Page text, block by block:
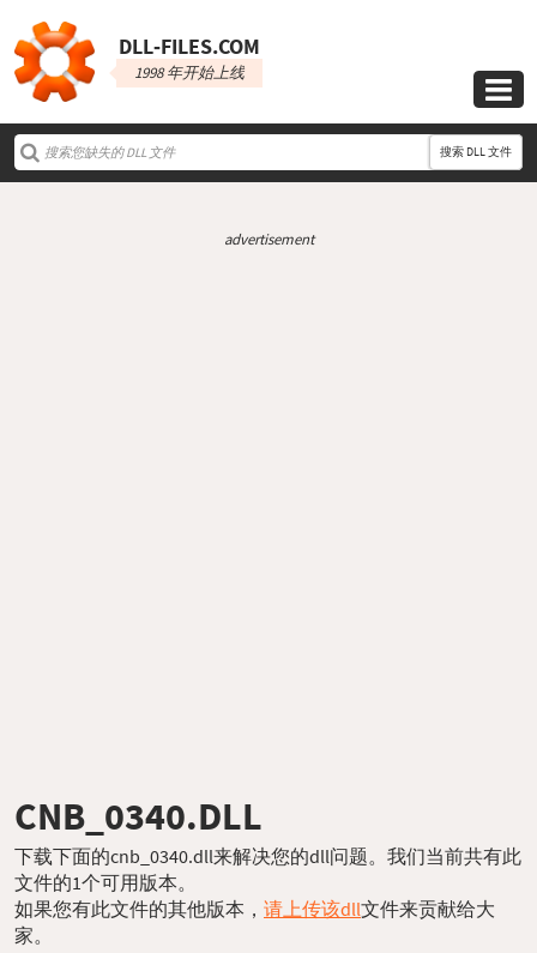
DLL‑FILES.COM
1998 年开始上线

搜索 DLL 文件
advertisement
CNB_0340.DLL
下载下面的cnb_0340.dll来解决您的dll问题。我们当前共有此
文件的1个可用版本。
如果您有此文件的其他版本， 请上传该dll文件来贡献给大
家。